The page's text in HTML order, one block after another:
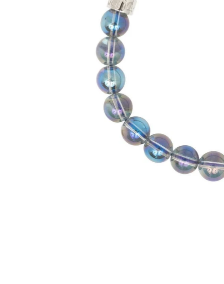
Ouvrir le média 4 en mode modal